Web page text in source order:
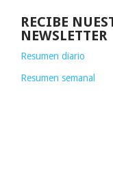
RECIBE
NEWSLETTER
Resumen diario
Resumen semanal